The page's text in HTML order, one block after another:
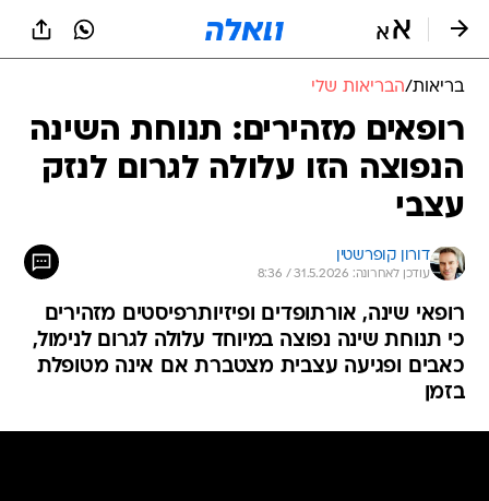
בריאות/הבריאות שלי
רופאים מזהירים: תנוחת השינה
הנפוצה הזו עלולה לגרום לנזק
עצבי
דורון קופרשטין
עודכן לאחרונה: 31.5.2026 / 8:36
רופאי שינה, אורתופדים ופיזיותרפיסטים מזהירים
כי תנוחת שינה נפוצה במיוחד עלולה לגרום לנימול,
כאבים ופגיעה עצבית מצטברת אם אינה מטופלת
בזמן